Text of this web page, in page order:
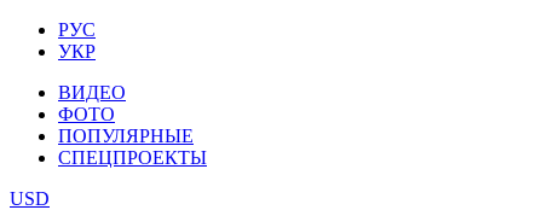
РУС
УКР
ВИДЕО
ФОТО
ПОПУЛЯРНЫЕ
СПЕЦПРОЕКТЫ
USD